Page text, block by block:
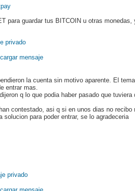
para guardar tus BITCOIN u otras monedas,
la cuenta sin motivo aparente. El
entrar mas.
q lo que podia haber pasado que
contestado, asi q si en unos dias no recibo
solucion para poder entrar, se lo agradeceria